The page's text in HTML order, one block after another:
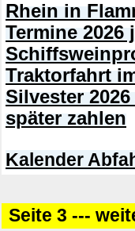
Rhein in
Termine
Traktorfahrt
Silvester
später zahlen
Kalender
Seite 3 ---